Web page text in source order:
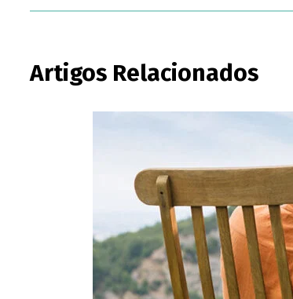
Artigos Relacionados